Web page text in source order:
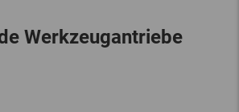
Werkzeugantriebe